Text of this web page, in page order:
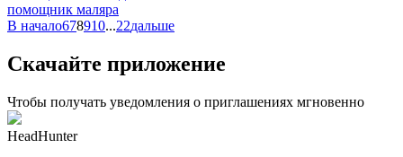
помощник маляра
В начало678910...22дальше
Скачайте приложение
Чтобы получать уведомления о приглашениях мгновенно
HeadHunter